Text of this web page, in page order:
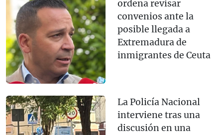
ordena revisar
convenios ante la
posible llegada a
Extremadura de
inmigrantes de Ceuta
La Policía Nacional
interviene tras una
discusión en una